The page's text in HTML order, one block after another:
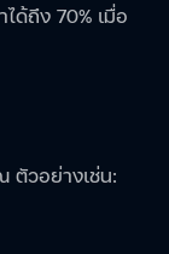
ด้ถึง 70% เมื่อ
ตัวอย่างเช่น: